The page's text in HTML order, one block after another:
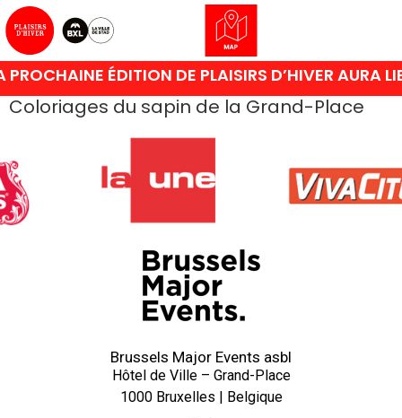
ÉDITION DE PLAISIRS D’HIVER AURA
Coloriages du sapin de la Grand-Place
Brussels Major Events asbl
Hôtel de Ville – Grand-Place
1000 Bruxelles | Belgique